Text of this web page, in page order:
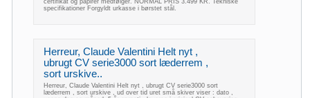
certifikat og papirer medfølger. NORMAL PRIS 3.499 KR. Tekniske
specifikationer Forgyldt urkasse i børstet stål.
Herreur, Claude Valentini Helt nyt ,
ubrugt CV serie3000 sort læderrem ,
sort urskive..
Herreur, Claude Valentini Helt nyt , ubrugt CV serie3000 sort
læderrem , sort urskive , ud over tid uret små skiver viser : dato ,